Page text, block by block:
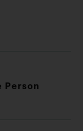
Person